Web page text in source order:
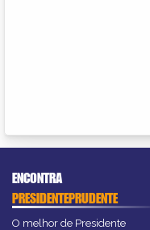
ENCONTRA
PRESIDENTEPRUDENTE
O melhor de Presidente